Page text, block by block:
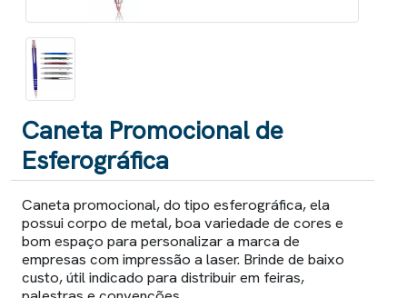
Caneta Promocional de
Esferográfica
Caneta promocional, do tipo esferográfica, ela
possui corpo de metal, boa variedade de cores e
bom espaço para personalizar a marca de
empresas com impressão a laser. Brinde de baixo
custo, útil indicado para distribuir em feiras,